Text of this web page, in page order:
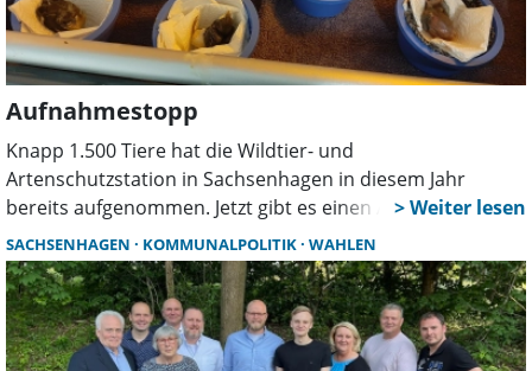
Aufnahmestopp
Knapp 1.500 Tiere hat die Wildtier- und
Artenschutzstation in Sachsenhagen in diesem Jahr
bereits aufgenommen. Jetzt gibt es einen Aufnahmestopp.
SACHSENHAGEN KOMMUNALPOLITIK WAHLEN